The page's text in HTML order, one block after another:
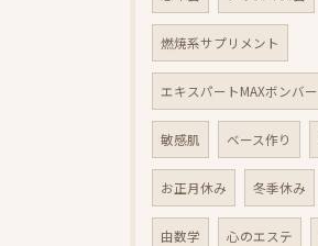
燃焼系サプリメント
エキスパートMAXボンバー
敏感肌 ベース作り
お正月休み 冬季休み
由数学 心のエステ